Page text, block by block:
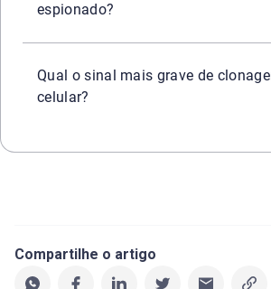
espionado?
Qual o sinal mais grave de
celular?
Compartilhe o artigo